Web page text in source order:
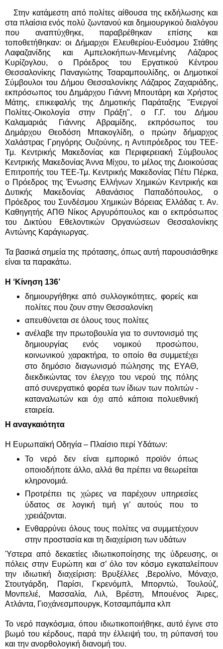
Στην κατάμεστη από πολίτες αίθουσα της εκδήλωσης και
στα πλαίσια ενός πολύ ζωντανού και δημιουργικού διαλόγου
που αναπτύχθηκε, παραβρέθηκαν επίσης και
τοποθετήθηκαν: οι Δήμαρχοι Ελευθερίου-Ευόσμου Στάθης
Λαφαζανίδης και Αμπελοκήπων-Μενεμένης Λάζαρος
Κυρίζογλου, ο Πρόεδρος του Εργατικού Κέντρου
Θεσσαλονίκης Παναγιώτης Τσαραμπουλίδης, οι Δημοτικοί
Σύμβουλοι του Δήμου Θεσσαλονίκης Λάζαρος Ζαχαριάδης,
εκπρόσωπος του Δημάρχου Γιάννη Μπουτάρη και Χρήστος
Μάτης, επικεφαλής της Δημοτικής Παράταξης "Ενεργοί
Πολίτες-Οικολογία στην Πράξη", ο Γ.Γ. του Δήμου
Καλαμαριάς Γιάννης Αβραμίδης, εκπρόσωπος του
Δημάρχου Θεοδόση Μπακογλίδη, ο πρώην δήμαρχος
Χαλάστρας Γρηγόρης Ουζούνης, η Αντιπρόεδρος του ΤΕΕ-
Τμ. Κεντρικής Μακεδονίας και Περιφερειακή Σύμβουλος
Κεντρικής Μακεδονίας Άννα Μίχου, το μέλος της Διοικούσας
Επιτροπής του ΤΕΕ-Τμ. Κεντρικής Μακεδονίας Πέτυ Πέρκα,
ο Πρόεδρος της Ένωσης Ελλήνων Χημικών Κεντρικής και
Δυτικής Μακεδονίας Αθανάσιος Παπαδόπουλος, ο
Πρόεδρος του Συνδέσμου Χημικών Βόρειας Ελλάδας τ. Αν.
Καθηγητής ΑΠΘ Νίκος Αργυρόπουλος και ο εκπρόσωπος
του Δικτύου Εθελοντικών Οργανώσεων Θεσσαλονίκης
Αντώνης Καράγιωργας.
Τα βασικά σημεία της πρότασης, όπως αυτή παρουσιάσθηκε
είναι τα παρακάτω.
Η ‘Κίνηση 136’
δημιουργήθηκε από συλλογικότητες, φορείς και
πολίτες που ζουν στην Θεσσαλονίκη
απευθύνεται σε όλους τους πολίτες
ανέλαβε την πρωτοβουλία για το συντονισμό της
δημιουργίας ενός νομικού προσώπου,
κοινωνικού χαρακτήρα, το οποίο θα συμμετέχει
στο δημόσιο διαγωνισμό πώλησης της ΕΥΑΘ,
διεκδικώντας τον έλεγχο του νερού της πόλης
από συνεργατικό φορέα των ίδιων των πολιτών -
καταναλωτών και όχι από κάποια πολυεθνική
εταιρεία.
Η αναγκαιότητα
Η Ευρωπαϊκή Οδηγία – Πλαίσιο περί Υδάτων:
Το νερό δεν είναι εμπορικό προϊόν όπως
οποιοδήποτε άλλο, αλλά θα πρέπει να θεωρείται
κληρονομιά.
Προτρέπει τις χώρες να παρέχουν υπηρεσίες
ύδατος σε λογική τιμή γι’ αυτούς που το
χρειάζονται.
Ενθαρρύνει όλους τους πολίτες να συμμετέχουν
στην προστασία και τη διαχείριση των υδάτων
Ύστερα από δεκαετίες ιδιωτικοποίησης της ύδρευσης, οι
πόλεις στην Ευρώπη και σ’ όλο τον κόσμο εγκαταλείπουν
την ιδιωτική διαχείριση: Βρυξέλλες ,Βερολίνο, Μόναχο,
Στουτγάρδη, Παρίσι, Γκρενόμπλ, Μπορντώ, Τουλούζ,
Μονπελιέ, Μασσαλία, Λιλ, Βρέστη, Μπουένος Άιρες,
Ατλάντα, Γιοχάνεσμπουργκ, Κοτσαμπάμπα κλπ
Το νερό παγκόσμια, όπου ιδιωτικοποιήθηκε, αυτό έγινε στο
βωμό του κέρδους, παρά την έλλειψή του, τη ρύπανσή του
και την ανορθολογική διανομή του.